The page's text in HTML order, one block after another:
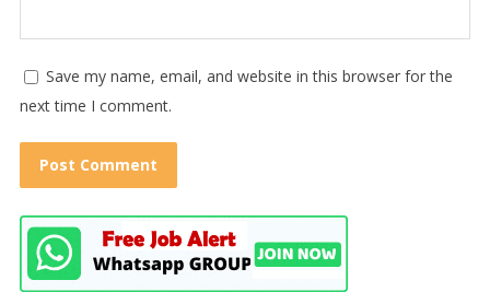
Save my name, email, and website in this browser for the
next time I comment.